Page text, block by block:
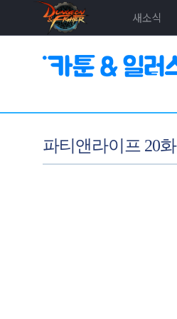
새소식
파티앤라이프 20화